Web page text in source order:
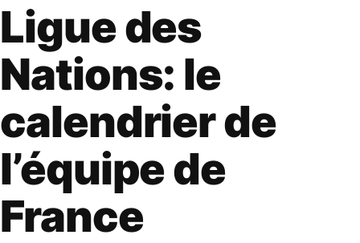
Ligue des
Nations: le
calendrier de
l’équipe de
France